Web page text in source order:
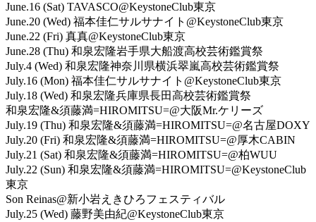
June.16 (Sat) TAVASCO@KeystoneClub東京
June.20 (Wed) 福本佳仁サルサナイト@KeystoneClub東京
June.22 (Fri) 真真@KeystoneClub東京
June.28 (Thu) 和泉宏隆岩手県大船渡高校芸術鑑賞祭
July.4 (Wed) 和泉宏隆神奈川県横浜翠嵐高校芸術鑑賞祭
July.16 (Mon) 福本佳仁サルサナイト@KeystoneClub東京
July.18 (Wed) 和泉宏隆兵庫県長田高校芸術鑑賞祭
和泉宏隆&須藤満=HIROMITSU=@大阪Mr.ケリーズ
July.19 (Thu) 和泉宏隆&須藤満=HIROMITSU=@名古屋DOXY
July.20 (Fri) 和泉宏隆&須藤満=HIROMITSU=@厚木CABIN
July.21 (Sat) 和泉宏隆&須藤満=HIROMITSU=@柏WUU
July.22 (Sun) 和泉宏隆&須藤満=HIROMITSU=@KeystoneClub
東京
Son Reinas@新小岩えきひろフェスティバル
July.25 (Wed) 藤野美由紀@KeystoneClub東京